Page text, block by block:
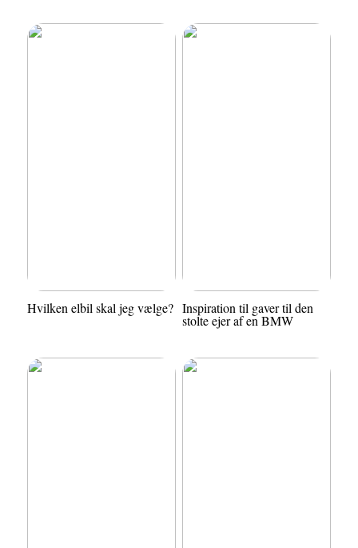
Hvilken elbil skal jeg vælge? Inspiration til gaver til den
stolte ejer af en BMW